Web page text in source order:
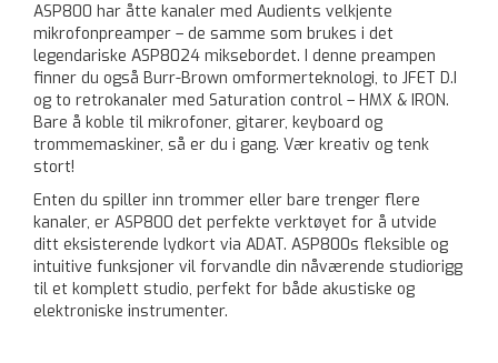
ASP800 har åtte kanaler med Audients velkjente
mikrofonpreamper – de samme som brukes i det
legendariske ASP8024 miksebordet. I denne preampen
finner du også Burr-Brown omformerteknologi, to JFET D.I
og to retrokanaler med Saturation control – HMX & IRON.
Bare å koble til mikrofoner, gitarer, keyboard og
trommemaskiner, så er du i gang. Vær kreativ og tenk
stort!
Enten du spiller inn trommer eller bare trenger flere
kanaler, er ASP800 det perfekte verktøyet for å utvide
ditt eksisterende lydkort via ADAT. ASP800s fleksible og
intuitive funksjoner vil forvandle din nåværende studiorigg
til et komplett studio, perfekt for både akustiske og
elektroniske instrumenter.